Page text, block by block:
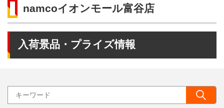
namcoイオンモール富谷店
入荷景品・プライズ情報